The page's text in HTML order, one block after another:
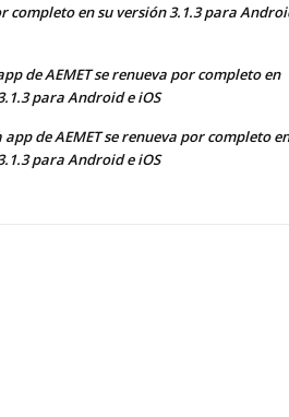
completo en su versión 3.1.3 para
de AEMET se renueva por completo en
para Android e iOS
app de AEMET se renueva por completo
para Android e iOS